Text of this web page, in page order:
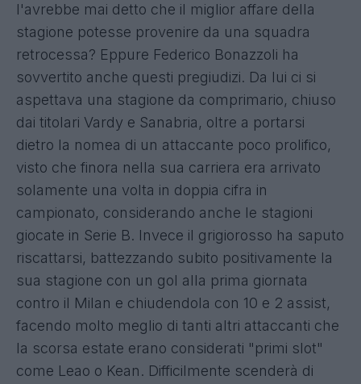
l'avrebbe mai detto che il miglior affare della
stagione potesse provenire da una squadra
retrocessa? Eppure Federico Bonazzoli ha
sovvertito anche questi pregiudizi. Da lui ci si
aspettava una stagione da comprimario, chiuso
dai titolari Vardy e Sanabria, oltre a portarsi
dietro la nomea di un attaccante poco prolifico,
visto che finora nella sua carriera era arrivato
solamente una volta in doppia cifra in
campionato, considerando anche le stagioni
giocate in Serie B. Invece il grigiorosso ha saputo
riscattarsi, battezzando subito positivamente la
sua stagione con un gol alla prima giornata
contro il Milan e chiudendola con 10 e 2 assist,
facendo molto meglio di tanti altri attaccanti che
la scorsa estate erano considerati "primi slot"
come Leao o Kean. Difficilmente scenderà di